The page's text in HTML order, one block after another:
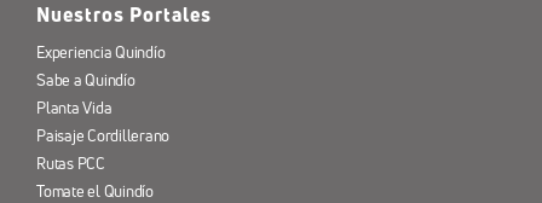
Nuestros Portales
Experiencia Quindío
Sabe a Quindío
Planta Vida
Paisaje Cordillerano
Rutas PCC
Tomate el Quindío